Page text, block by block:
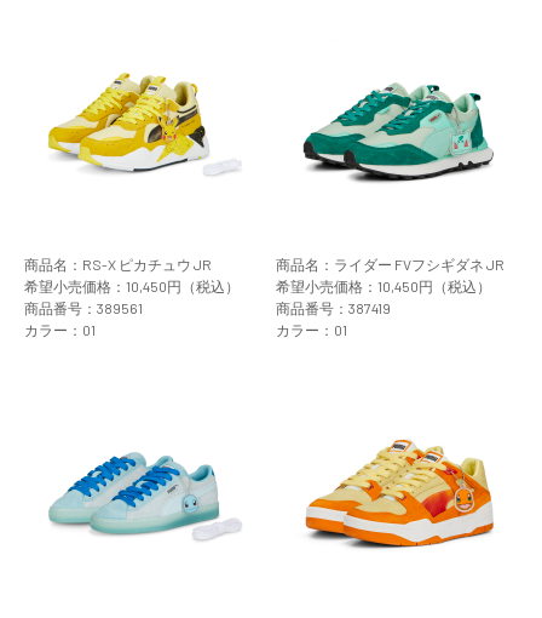
商品名：RS-X ピカチュウ JR
希望小売価格：10,450円（税込）
商品番号：389561
カラー：01
商品名：ライダー FVフシギダネ JR
希望小売価格：10,450円（税込）
商品番号：387419
カラー：01